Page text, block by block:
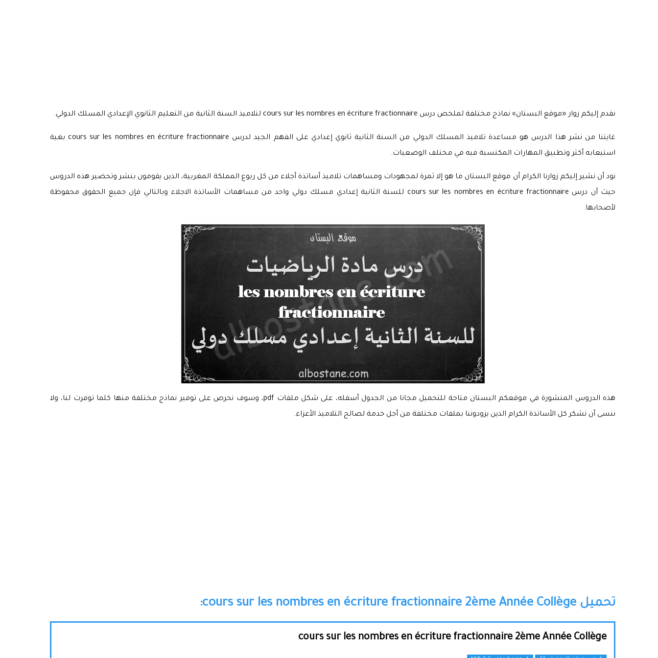
نقدم إليكم زوار «موقع البستان» نماذج مختلفة لملخص درس cours sur les nombres en écriture fractionnaire لتلاميذ السنة الثانية من التعليم الثانوي الإعدادي المسلك الدولي.
غايتنا من نشر هذا الدرس هو مساعدة تلاميذ المسلك الدولي من السنة الثانية ثانوي إعدادي على الفهم الجيد لدرس cours sur les nombres en écriture fractionnaire بغية
استيعابه أكثر وتطبيق المهارات المكتسبة فيه في مختلف الوضعيات.
نود أن نشير إليكم زوارنا الكرام أن موقع البستان ما هو إلا ثمرة لمجهودات ومساهمات تلاميذ أساتذة أجلاء من كل ربوع المملكة المغربية، الذين يقومون بنشر وتحضير هذه الدروس
حيث أن درس cours sur les nombres en écriture fractionnaire للسنة الثانية إعدادي مسلك دولي واحد من مساهمات الأساتذة الاجلاء وبالتالي فإن جميع الحقوق محفوظة
لأصحابها.
هذه الدروس المنشورة في موقعكم البستان متاحة للتحميل مجانا من الجدول أسفله، على شكل ملفات pdf، وسوف نحرص على توفير نماذج مختلفة منها كلما توفرت لنا، ولا
ننسى أن نشكر كل الأساتذة الكرام الذين يزودوننا بملفات مختلفة من أجل خدمة لصالح التلاميذ الأعزاء.
تحميل cours sur les nombres en écriture fractionnaire 2ème Année Collège:
cours sur les nombres en écriture fractionnaire 2ème Année Collège